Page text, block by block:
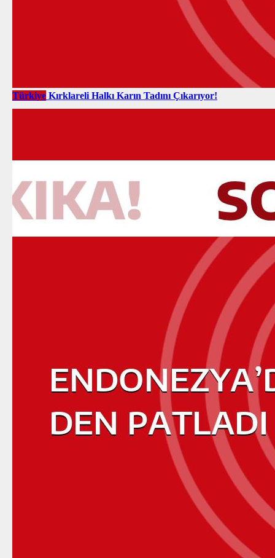
Türkiye Kırklareli Halkı Karın Tadını Çıkarıyor!